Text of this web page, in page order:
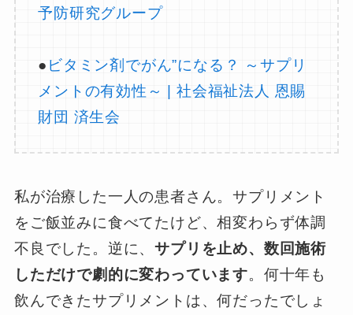
予防研究グループ
● ビタミン剤でがん”になる？ ～サプリ
メントの有効性～ | 社会福祉法人 恩賜
財団 済生会
私が治療した一人の患者さん。サプリメント
をご飯並みに食べてたけど、相変わらず体調
不良でした。逆に、サプリを止め、数回施術
しただけで劇的に変わっています。何十年も
飲んできたサプリメントは、何だったでしょ